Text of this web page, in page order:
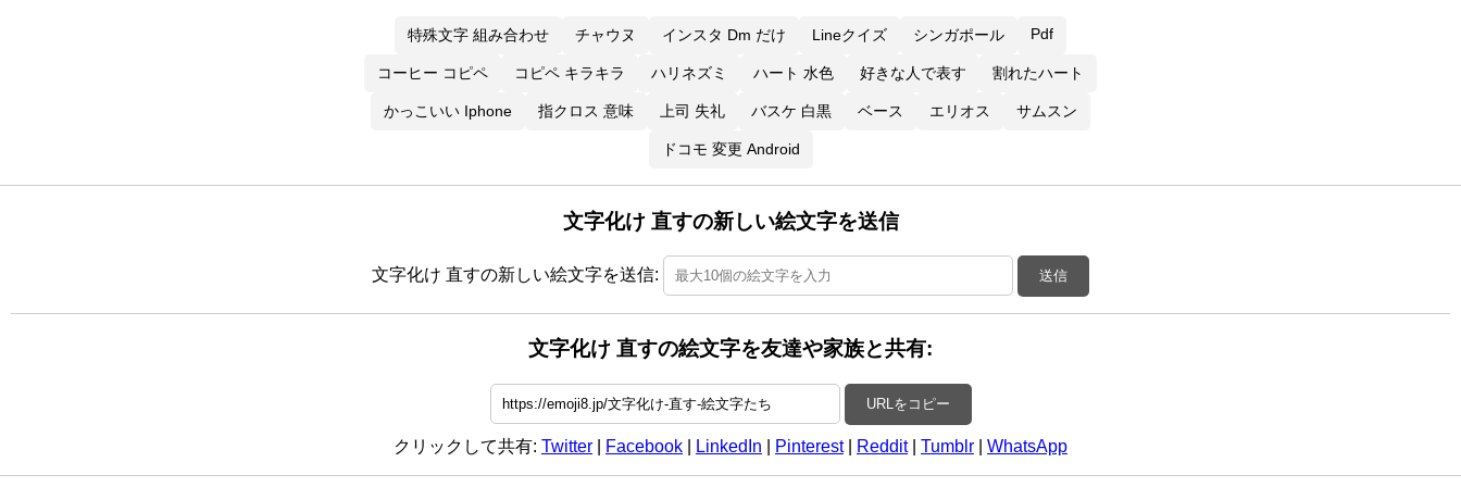
特殊文字 組み合わせ チャウヌ インスタ Dm だけ Lineクイズ シンガポール Pdf
コーヒー コピペ コピペ キラキラ ハリネズミ ハート 水色 好きな人で表す 割れたハート
かっこいい Iphone 指クロス 意味 上司 失礼 バスケ 白黒 ベース エリオス サムスン
ドコモ 変更 Android
文字化け 直すの新しい絵文字を送信
文字化け 直すの新しい絵文字を送信: 送信
文字化け 直すの絵文字を友達や家族と共有:
URLをコピー
クリックして共有: Twitter Facebook LinkedIn Pinterest| Reddit| Tumblr WhatsApp